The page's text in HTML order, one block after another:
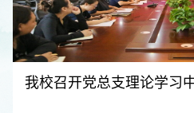
我校召开党总支理论学习